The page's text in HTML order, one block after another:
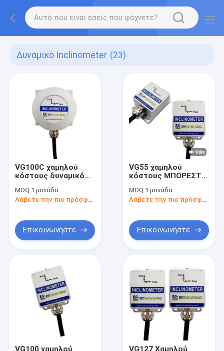
Δυναμικό Inclinometer (23)
VG100C χαμηλού
κόστους δυναμικό
Tiltmeter
RS232/485/TTL
MOQ:1 μονάδα
Λάβετε την πιο πρόσφατη τιμή
Επικοινωνήστε
VG55 χαμηλού
κόστους ΜΠΟΡΕΣΤΕ
Inclinometer MEMS
Tiltmeter
MOQ:1 μονάδα
Λάβετε την πιο πρόσφατη τιμή
Επικοινωνήστε
VG100 χαμηλού
VG127 Χαμηλού